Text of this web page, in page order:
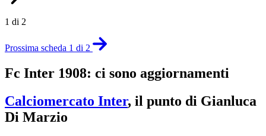
1 di 2
Prossima scheda 1 di 2
Fc Inter 1908: ci sono aggiornamenti
Calciomercato Inter, il punto di Gianluca
Di Marzio